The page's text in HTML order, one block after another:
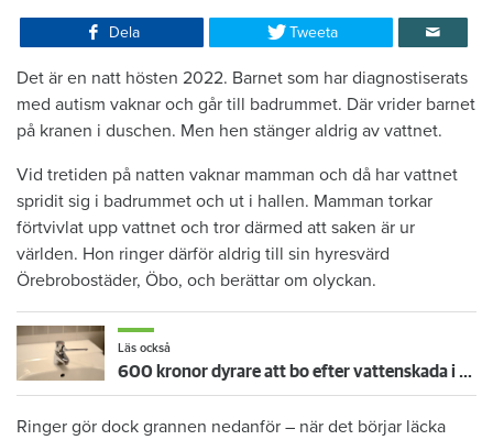
Dela Tweeta
Det är en natt hösten 2022. Barnet som har diagnostiserats
med autism vaknar och går till badrummet. Där vrider barnet
på kranen i duschen. Men hen stänger aldrig av vattnet.
Vid tretiden på natten vaknar mamman och då har vattnet
spridit sig i badrummet och ut i hallen. Mamman torkar
förtvivlat upp vattnet och tror därmed att saken är ur
världen. Hon ringer därför aldrig till sin hyresvärd
Örebrobostäder, Öbo, och berättar om olyckan.
Läs också
600 kronor dyrare att bo efter vattenskada i Varberg
Ringer gör dock grannen nedanför – när det börjar läcka